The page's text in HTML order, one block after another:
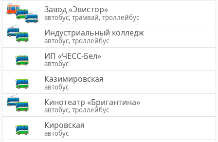
Завод «Эвистор»
автобус, трамвай, троллейбус
Индустриальный колледж
автобус, троллейбус
ИП «ЧЕСС-Бел»
автобус
Казимировская
автобус
Кинотеатр «Бригантина»
автобус, троллейбус
Кировская
автобус